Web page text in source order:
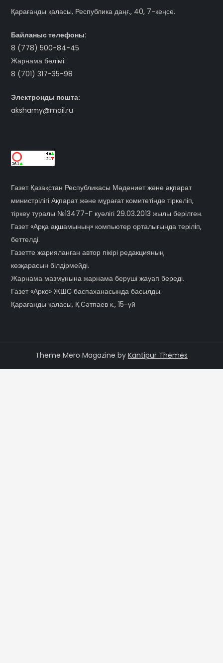
Қарағанды қаласы, Республика даңғ., 40, 7-кеңсе.
Байланыс телефоны:
8 (778) 500-84-45
Жарнама бөлімі:
8 (701) 317-35-98
Электронды пошта:
akshamy@mail.ru
Газет Қазақстан Республикасы Мәдениет және ақпарат
министрілігі Ақпарат және мұрағат комитетінде тіркеліп,
тіркеу туралы №13477-Г куәлігі 29.03.2013 жылы берілген.
Газет «Арқа ақшамының» компьютер орталығында терiлiп,
беттелді.
Газетте жарияланған автор пікірі редакцияның
көзқарасын білдірмейді.
Жарнама мазмұнына жарнама беруші жауап береді.
Газет «Арко» ЖШС баспаханасында басылды.
Қарағанды қаласы, Қ.Сәтпаев к., 15-үй
Theme Mero Magazine by Kantipur Themes